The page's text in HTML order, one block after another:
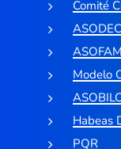
Comité
Modelo
Habeas
PQR